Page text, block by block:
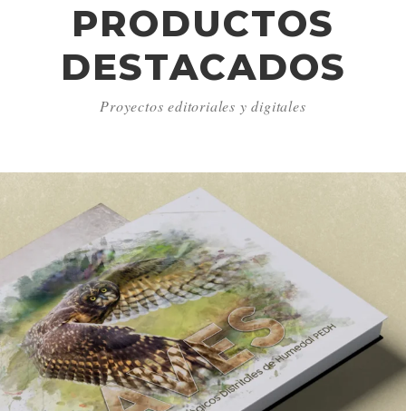
PRODUCTOS
DESTACADOS
Proyectos editoriales y digitales